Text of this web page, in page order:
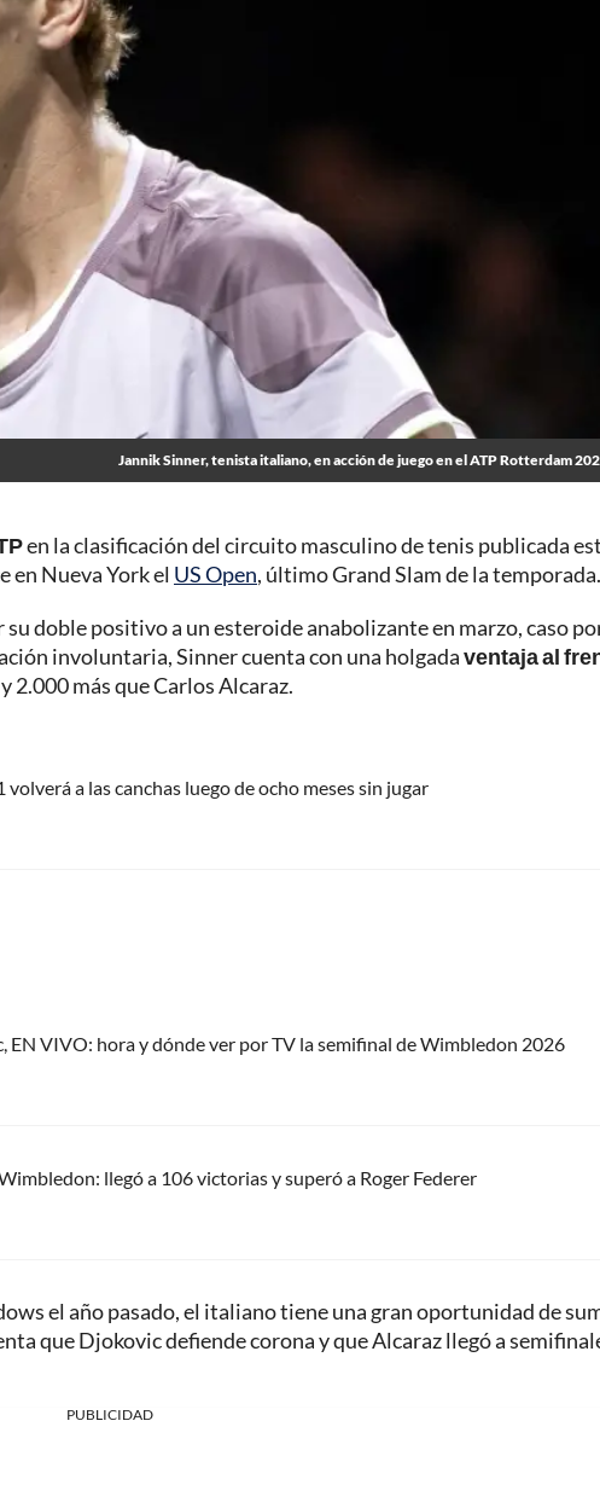
Jannik Sinner, tenista italiano, en acción de juego en el ATP Rotterdam
en la clasificación del circuito masculino de tenis publicada
en Nueva York el US Open, último Grand Slam de la temporada.
su doble positivo a un esteroide anabolizante en marzo, caso
involuntaria, Sinner cuenta con una holgadaventaja al
y 2.000 más que Carlos Alcaraz.
a las canchas luego de ocho meses sin jugar
EN VIVO: hora y dónde ver por TV la semifinal de Wimbledon 2026
llegó a 106 victorias y superó a Roger Federer
el año pasado, el italiano tiene una gran oportunidad de
que Djokovic defiende corona y que Alcaraz llegó a
PUBLICIDAD